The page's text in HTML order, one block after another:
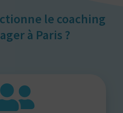
le coaching
à Paris ?